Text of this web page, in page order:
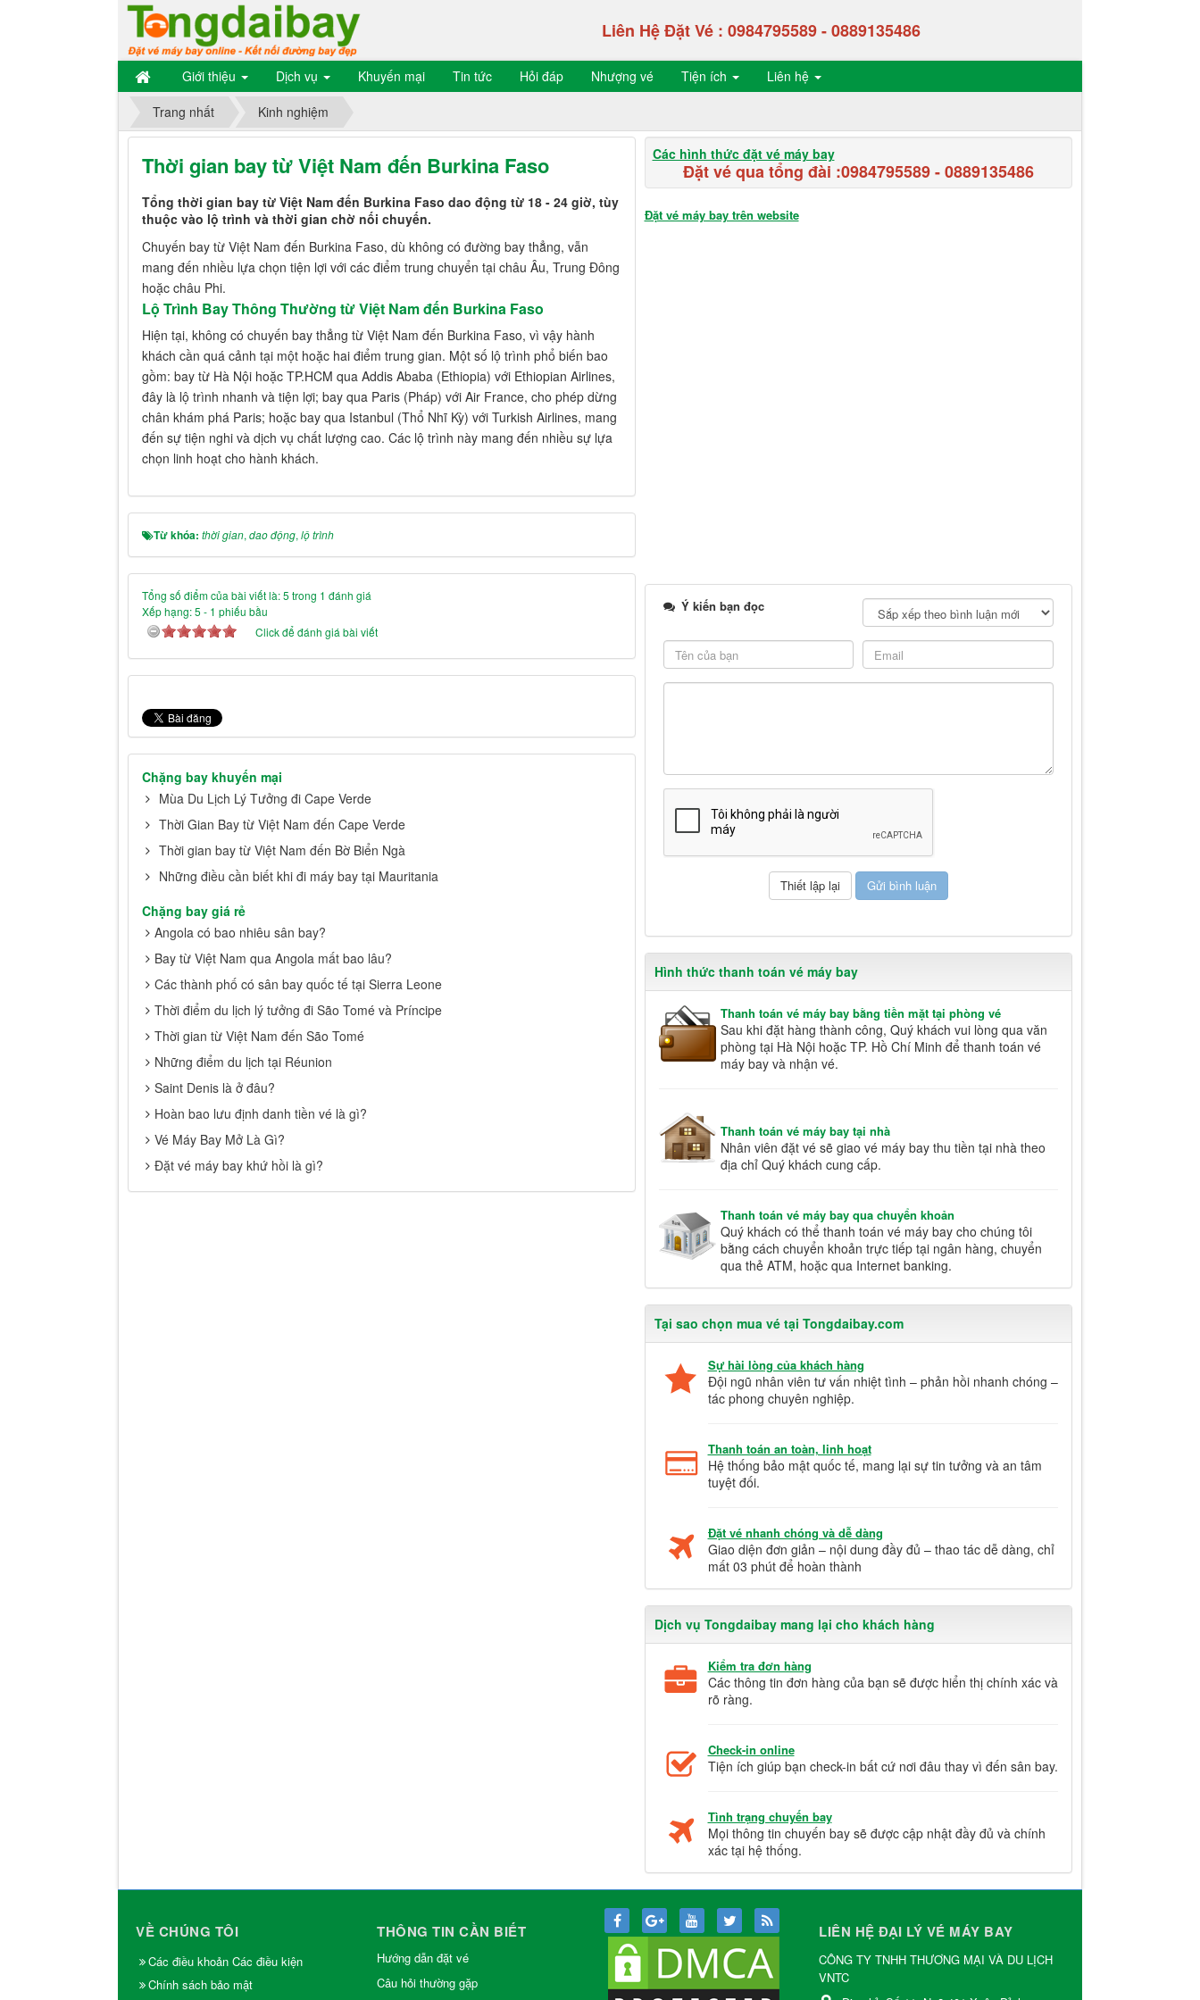
Liên Hệ Đặt Vé : 0984795589-0889135486
Giới thiệu Dịch vụ Khuyến mại Tin tức Hỏi đáp Nhượng vé Tiện ích Liên hệ
Trang nhất Kinh nghiệm
Thời gian bay từ Việt Nam đến Burkina Faso
Tổng thời gian bay từ Việt Nam đến Burkina Faso dao động từ 18 - 24 giờ, tùy
thuộc vào lộ trình và thời gian chờ nối chuyến.
Chuyến bay từ Việt Nam đến Burkina Faso, dù không có đường bay thẳng, vẫn
mang đến nhiều lựa chọn tiện lợi với các điểm trung chuyển tại châu Âu, Trung Đông
hoặc châu Phi.
Lộ Trình Bay Thông Thường từ Việt Nam đến Burkina Faso
Hiện tại, không có chuyến bay thẳng từ Việt Nam đến Burkina Faso, vì vậy hành
khách cần quá cảnh tại một hoặc hai điểm trung gian. Một số lộ trình phổ biến bao
gồm: bay từ Hà Nội hoặc TP.HCM qua Addis Ababa (Ethiopia) với Ethiopian Airlines,
đây là lộ trình nhanh và tiện lợi; bay qua Paris (Pháp) với Air France, cho phép dừng
chân khám phá Paris; hoặc bay qua Istanbul (Thổ Nhĩ Kỳ) với Turkish Airlines, mang
đến sự tiện nghi và dịch vụ chất lượng cao. Các lộ trình này mang đến nhiều sự lựa
chọn linh hoạt cho hành khách.
Từ khóa: thời gian, dao động, lộ trình
Tổng số điểm của bài viết là: 5 trong 1 đánh giá
Xếp hạng:5 - 1 phiếu bầu
Click để đánh giá bài viết
Chặng bay khuyến mại
Mùa Du Lịch Lý Tưởng đi Cape Verde
Thời Gian Bay từ Việt Nam đến Cape Verde
Thời gian bay từ Việt Nam đến Bờ Biển Ngà
Những điều cần biết khi đi máy bay tại Mauritania
Chặng bay giá rẻ
Angola có bao nhiêu sân bay?
Bay từ Việt Nam qua Angola mất bao lâu?
Các thành phố có sân bay quốc tế tại Sierra Leone
Thời điểm du lịch lý tưởng đi São Tomé và Príncipe
Thời gian từ Việt Nam đến São Tomé
Những điểm du lịch tại Réunion
Saint Denis là ở đâu?
Hoàn bao lưu định danh tiền vé là gì?
Vé Máy Bay Mở Là Gì?
Đặt vé máy bay khứ hồi là gì?
Các hình thức đặt vé máy bay
Đặt vé qua tổng đài :0984795589-0889135486
Đặt vé máy bay trên website
Ý kiến bạn đọc
Hình thức thanh toán vé máy bay
Thanh toán vé máy bay bằng tiền mặt tại phòng vé
Sau khi đặt hàng thành công, Quý khách vui lòng qua văn
phòng tại Hà Nội hoặc TP. Hồ Chí Minh để thanh toán vé
máy bay và nhận vé.
Thanh toán vé máy bay tại nhà
Nhân viên đặt vé sẽ giao vé máy bay thu tiền tại nhà theo
địa chỉ Quý khách cung cấp.
Thanh toán vé máy bay qua chuyển khoản
Quý khách có thể thanh toán vé máy bay cho chúng tôi
bằng cách chuyển khoản trực tiếp tại ngân hàng, chuyển
qua thẻ ATM, hoặc qua Internet banking.
Tại sao chọn mua vé tại Tongdaibay.com
Sự hài lòng của khách hàng
Đội ngũ nhân viên tư vấn nhiệt tình – phản hồi nhanh chóng –
tác phong chuyên nghiệp.
Thanh toán an toàn, linh hoạt
Hệ thống bảo mật quốc tế, mang lại sự tin tưởng và an tâm
tuyệt đối.
Đặt vé nhanh chóng và dễ dàng
Giao diện đơn giản – nội dung đầy đủ – thao tác dễ dàng, chỉ
mất 03 phút để hoàn thành
Dịch vụ Tongdaibay mang lại cho khách hàng
Kiểm tra đơn hàng
Các thông tin đơn hàng của bạn sẽ được hiển thị chính xác và
rõ ràng.
Check-in online
Tiện ích giúp bạn check-in bất cứ nơi đâu thay vì đến sân bay.
Tình trạng chuyến bay
Mọi thông tin chuyến bay sẽ được cập nhật đầy đủ và chính
xác tại hệ thống.
VỀ CHÚNG TÔI
Các điều khoản Các điều kiện
Chính sách bảo mật
THÔNG TIN CẦN BIẾT
Hướng dẫn đặt vé
Câu hỏi thường gặp
LIÊN HỆ ĐẠI LÝ VÉ MÁY BAY
CÔNG TY TNHH THƯƠNG MẠI VÀ DU LỊCH
VNTC